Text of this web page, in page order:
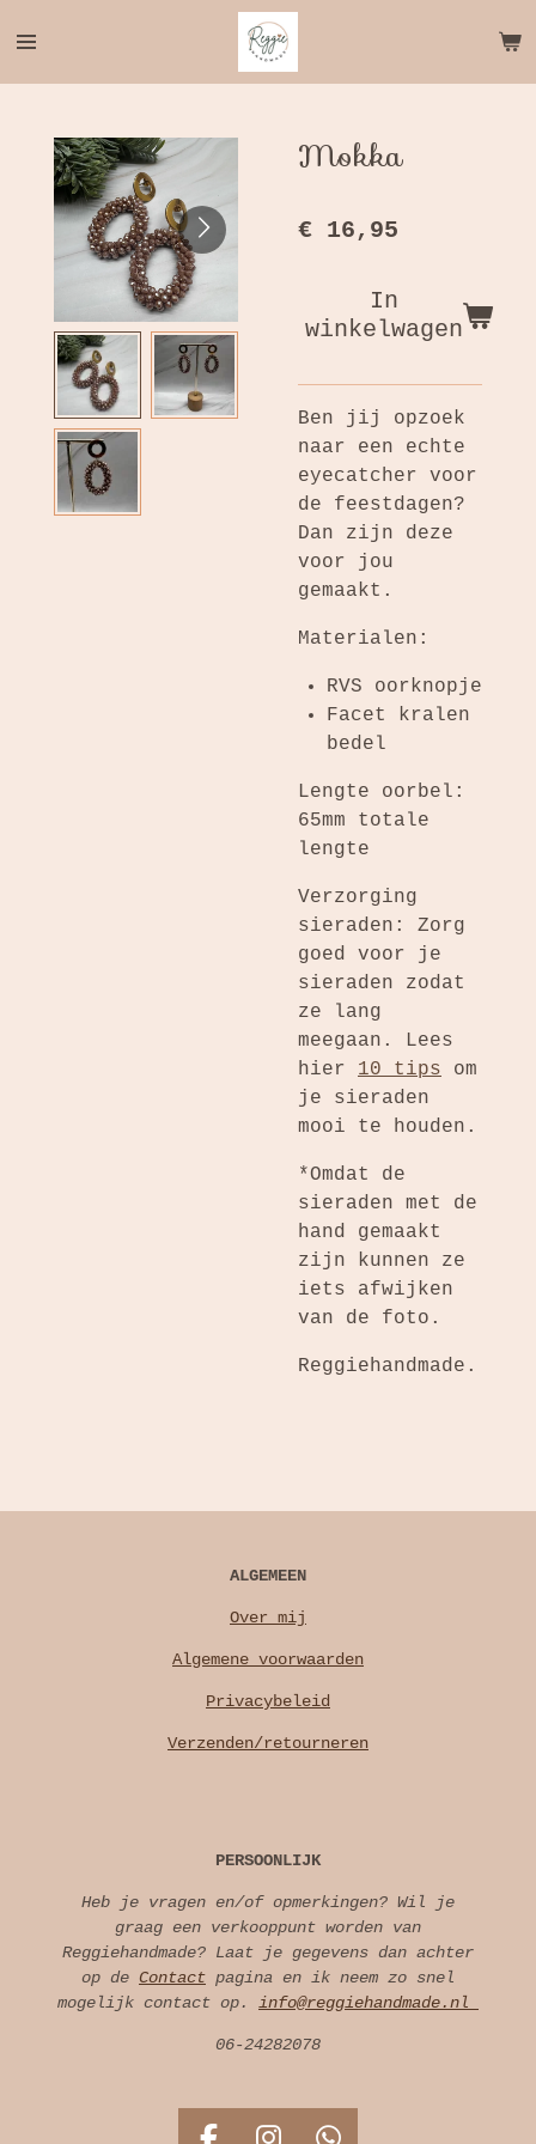
direct
naar
hoofdinhoud
Mokka
€ 16,95
In
winkelwagen
Ben jij opzoek
naar een echte
eyecatcher voor
de feestdagen?
Dan zijn deze
voor jou
gemaakt.
Materialen:
RVS oorknopje
Facet kralen
bedel
Lengte oorbel:
65mm totale
lengte
Verzorging
sieraden: Zorg
goed voor je
sieraden zodat
ze lang
meegaan. Lees
hier 10 tips om
je sieraden
mooi te houden.
*Omdat de
sieraden met de
hand gemaakt
zijn kunnen ze
iets afwijken
van de foto.
Reggiehandmade.
ALGEMEEN
Over mij
Algemene voorwaarden
Privacybeleid
Verzenden/retourneren
PERSOONLIJK
Heb je vragen en/of opmerkingen? Wil je
graag een verkooppunt worden van
Reggiehandmade? Laat je gegevens dan achter
op de Contact pagina en ik neem zo snel
mogelijk contact op. info@reggiehandmade.nl
06-24282078